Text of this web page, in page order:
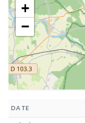
DATE
+
−